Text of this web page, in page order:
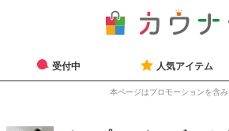
受付中 人気アイテム
本ページはプロモーションを含